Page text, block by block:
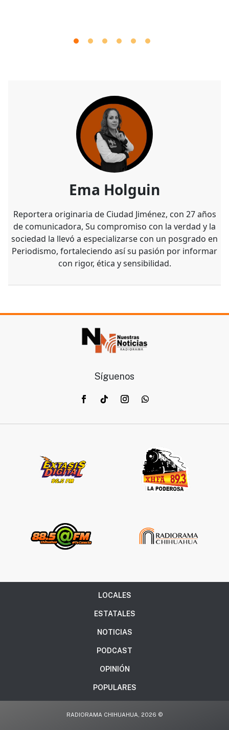
Ema Holguin
Reportera originaria de Ciudad Jiménez, con 27 años
de comunicadora, Su compromiso con la verdad y la
sociedad la llevó a especializarse con un posgrado en
Periodismo, fortaleciendo así su pasión por informar
con rigor, ética y sensibilidad.
Síguenos
LOCALES
ESTATALES
NOTICIAS
PODCAST
OPINIÓN
POPULARES
RADIORAMA CHIHUAHUA, 2026 ©